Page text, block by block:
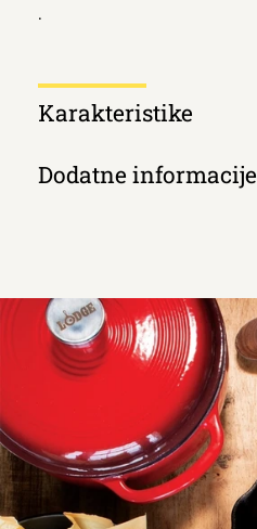
.
Κarakteristike
Dodatne informacije